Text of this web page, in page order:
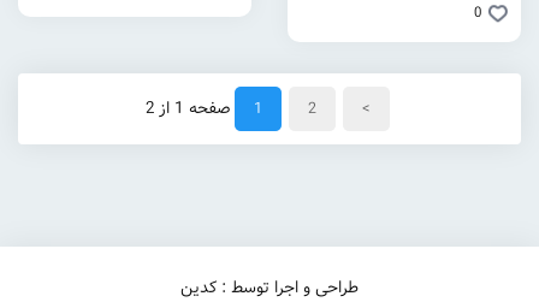
0
صفحه 1 از 2 1 2 >
طراحی و اجرا توسط : کدین